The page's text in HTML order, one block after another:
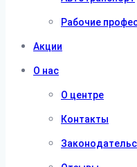
Рабочие
Акции
О нас
О центре
Контакты